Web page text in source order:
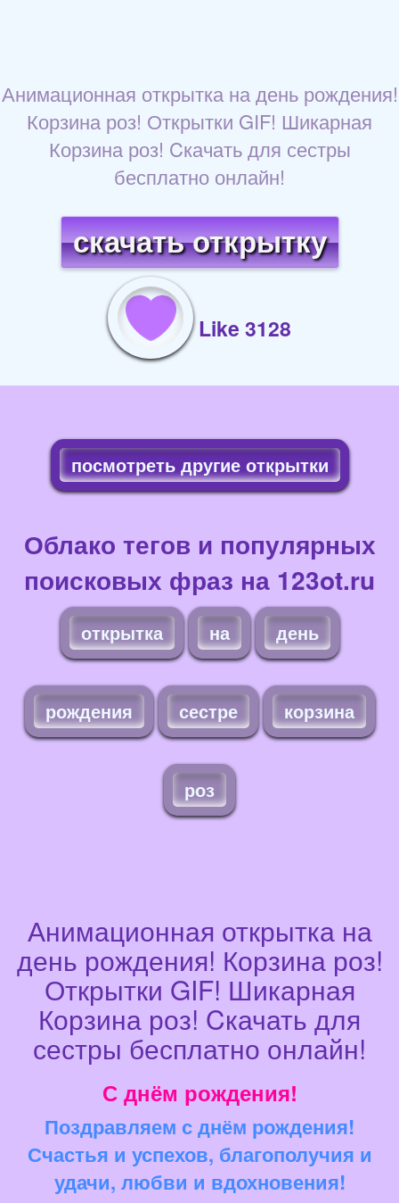
Анимационная открытка на день рождения!
Корзина роз! Открытки GIF! Шикарная
Корзина роз! Cкачать для сестры
бесплатно онлайн!
скачать открытку
Like 3128
посмотреть другие открытки
Облако тегов и популярных
поисковых фраз на 123ot.ru
открытка на день
рождения сестре корзина
роз
Анимационная открытка на
день рождения! Корзина роз!
Открытки GIF! Шикарная
Корзина роз! Cкачать для
сестры бесплатно онлайн!
С днём рождения!
Поздравляем с днём рождения!
Счастья и успехов, благополучия и
удачи, любви и вдохновения!